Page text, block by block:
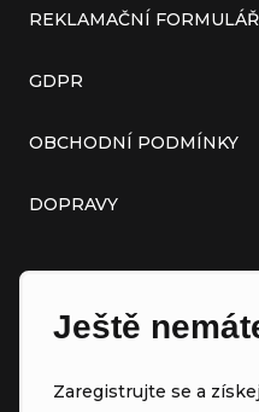
REKLAMAČNÍ FORMULÁŘ
GDPR
OBCHODNÍ PODMÍNKY
DOPRAVY
Ještě
Zaregistrujte se a